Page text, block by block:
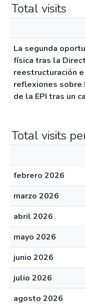
Total visits
La segunda
física tras la
reestructuración
reflexiones sobre
de la EPI tras un
Total visits
febrero 2026
marzo 2026
abril 2026
mayo 2026
junio 2026
julio 2026
agosto 2026